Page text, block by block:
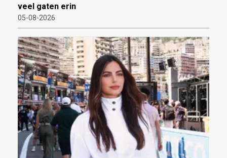
veel gaten erin
05-08-2026